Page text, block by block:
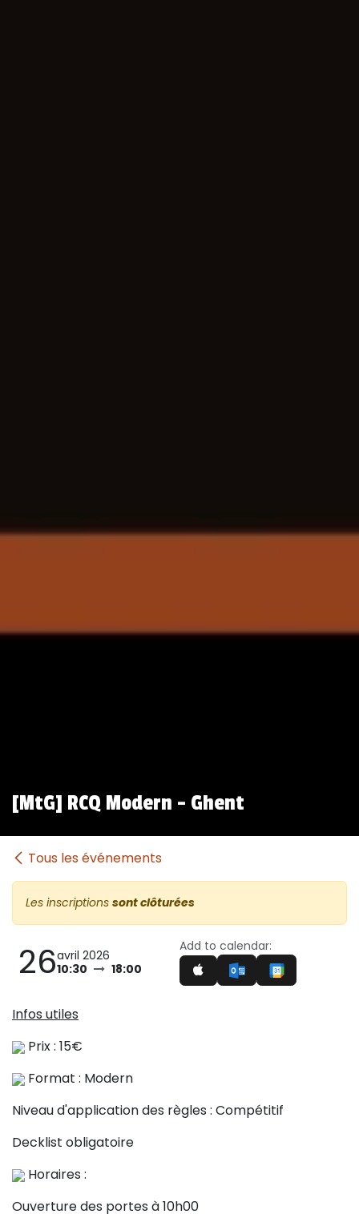
[MtG] RCQ Modern - Ghent
Tous les événements
Les inscriptions sont clôturées
26avril 2026
10:30
18:00
Add to calendar:
Infos utiles
Prix : 15€
Format : Modern
Niveau d'application des règles : Compétitif
Decklist obligatoire
Horaires :
Ouverture des portes à 10h00